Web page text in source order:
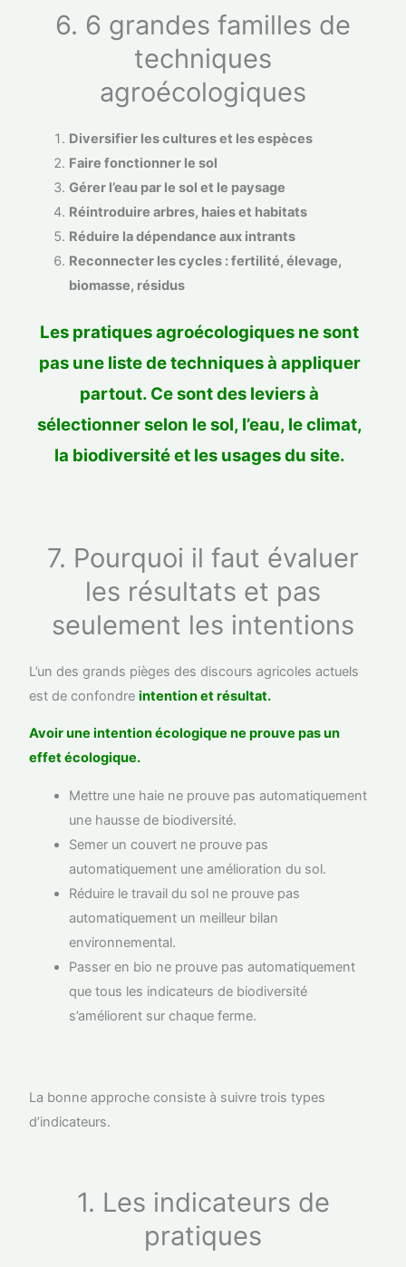
6. 6 grandes familles de
techniques
agroécologiques
Diversifier les cultures et les espèces
Faire fonctionner le sol
Gérer l’eau par le sol et le paysage
Réintroduire arbres, haies et habitats
Réduire la dépendance aux intrants
Reconnecter les cycles : fertilité, élevage,
biomasse, résidus
Les pratiques agroécologiques ne sont
pas une liste de techniques à appliquer
partout. Ce sont des leviers à
sélectionner selon le sol, l’eau, le climat,
la biodiversité et les usages du site.
7. Pourquoi il faut évaluer
les résultats et pas
seulement les intentions
L’un des grands pièges des discours agricoles actuels
est de confondreintention et résultat.
Avoir une intention écologique ne prouve pas un
effet écologique.
Mettre une haie ne prouve pas automatiquement
une hausse de biodiversité.
Semer un couvert ne prouve pas
automatiquement une amélioration du sol.
Réduire le travail du sol ne prouve pas
automatiquement un meilleur bilan
environnemental.
Passer en bio ne prouve pas automatiquement
que tous les indicateurs de biodiversité
s’améliorent sur chaque ferme.
La bonne approche consiste à suivre trois types
d’indicateurs.
1. Les indicateurs de
pratiques